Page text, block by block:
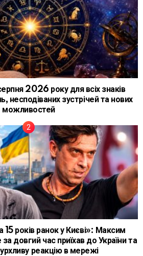
2026 року для всіх знаків
несподіваних зустрічей та нових
можливостей
років ранок у Києві»: Максим
довгий час приїхав до України та
реакцію в мережі